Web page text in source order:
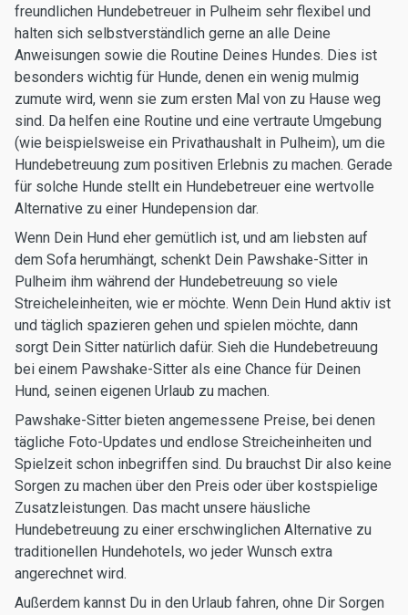
freundlichen Hundebetreuer in Pulheim sehr flexibel und
halten sich selbstverständlich gerne an alle Deine
Anweisungen sowie die Routine Deines Hundes. Dies ist
besonders wichtig für Hunde, denen ein wenig mulmig
zumute wird, wenn sie zum ersten Mal von zu Hause weg
sind. Da helfen eine Routine und eine vertraute Umgebung
(wie beispielsweise ein Privathaushalt in Pulheim), um die
Hundebetreuung zum positiven Erlebnis zu machen. Gerade
für solche Hunde stellt ein Hundebetreuer eine wertvolle
Alternative zu einer Hundepension dar.
Wenn Dein Hund eher gemütlich ist, und am liebsten auf
dem Sofa herumhängt, schenkt Dein Pawshake-Sitter in
Pulheim ihm während der Hundebetreuung so viele
Streicheleinheiten, wie er möchte. Wenn Dein Hund aktiv ist
und täglich spazieren gehen und spielen möchte, dann
sorgt Dein Sitter natürlich dafür. Sieh die Hundebetreuung
bei einem Pawshake-Sitter als eine Chance für Deinen
Hund, seinen eigenen Urlaub zu machen.
Pawshake-Sitter bieten angemessene Preise, bei denen
tägliche Foto-Updates und endlose Streicheinheiten und
Spielzeit schon inbegriffen sind. Du brauchst Dir also keine
Sorgen zu machen über den Preis oder über kostspielige
Zusatzleistungen. Das macht unsere häusliche
Hundebetreuung zu einer erschwinglichen Alternative zu
traditionellen Hundehotels, wo jeder Wunsch extra
angerechnet wird.
Außerdem kannst Du in den Urlaub fahren, ohne Dir Sorgen